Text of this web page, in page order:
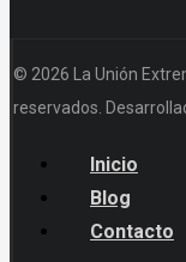
© 2026 La Unión
reservados.
Inicio
Blog
Contacto